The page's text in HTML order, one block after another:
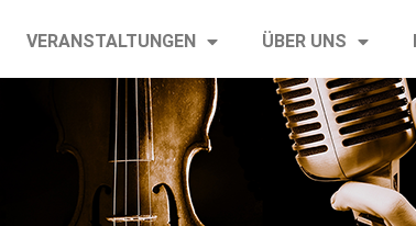
VERANSTALTUNGEN ÜBER UNS